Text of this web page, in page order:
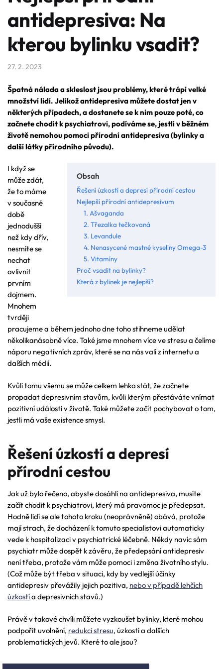
antidepresiva: Na
kterou bylinku vsadit?
27. 2. 2023
Špatná nálada a skleslost jsou problémy, které trápí velké
množství lidí. Jelikož antidepresiva můžete dostat jen v
některých případech, a dostanete se k nim pouze poté, co
začnete chodit k psychiatrovi, podíváme se, jestli v běžném
životě nemohou pomoci přírodní antidepresiva (bylinky a
další látky přírodního původu).
Obsah
Řešení úzkostí a depresí přírodní cestou
Nejlepší přírodní antidepresivum
1. Ašvaganda
2. Třezalka tečkovaná
3. Levandule
4. Nenasycené mastné kyseliny Omega-3
5. Vitamíny
Proč vsadit na bylinky?
Která z bylinek je nejlepší?
I když se
může zdát,
že to máme
v současné
době
jednodušší
než kdy dřív,
nesmíte se
nechat
ovlivnit
prvním
dojmem.
Mnohem
tvrději
pracujeme a během jednoho dne toho stihneme udělat
několikanásobně více. Také jsme mnohem více ve stresu a čelíme
náporu negativních zpráv, které se na nás valí z internetu a
dalších médií.
Kvůli tomu všemu se může celkem lehko stát, že začnete
propadat depresivním stavům, kvůli kterým přestáváte vnímat
pozitivní události v životě. Také můžete začít pochybovat o tom,
jestli má vaše existence smysl.
Řešení úzkostí a depresí
přírodní cestou
Jak už bylo řečeno, abyste dosáhli na antidepresiva, musíte
začít chodit k psychiatrovi, který má pravomoc je předepsat.
Hodně lidí se ale tohoto kroku (neoprávněně) obává, protože
mají strach, že docházení k tomuto specialistovi automaticky
vede k hospitalizaci v psychiatrické léčebně. Někdy navíc sám
psychiatr může dospět k závěru, že předepsání antidepresiv
není třeba, protože vám může pomoci i změna životního stylu.
(Což může být třeba v situaci, kdy by vedlejší účinky
antidepresiv převážily jejich pozitiva, nebo v případě lehčích
úzkostía depresivních stavů.)
Právě v takové chvíli můžete vyzkoušet bylinky, které mohou
podpořit uvolnění, redukci stresu, úzkostí a dalších
problematických jevů. Které to ale jsou?